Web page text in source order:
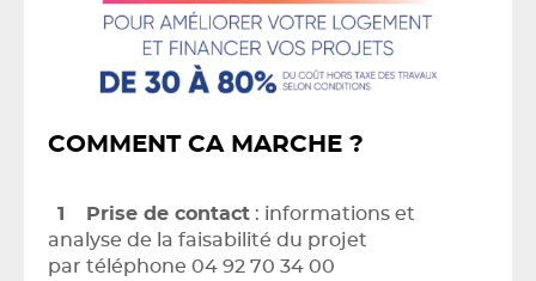
COMMENT CA MARCHE ?
Prise de contact : informations et
analyse de la faisabilité du projet
par téléphone 04 92 70 34 00